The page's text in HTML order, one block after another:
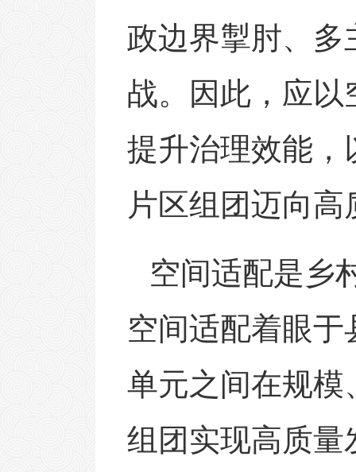
政边界掣肘、
战。因此，应
提升治理效能，
片区组团迈向高
空间适配是乡
空间适配着眼
单元之间在规模
组团实现高质量